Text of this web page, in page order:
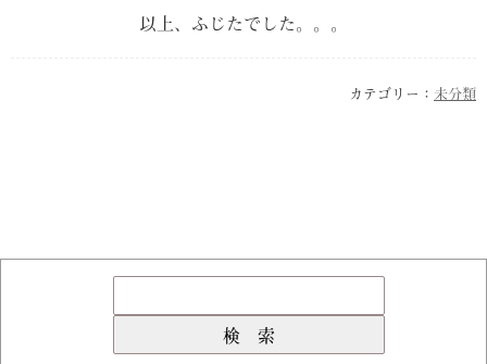
以上、ふじたでした。。。
カテゴリー： 未分類